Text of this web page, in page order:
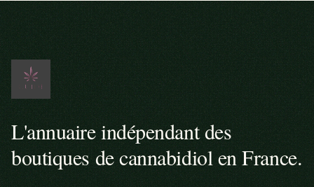
L'annuaire indépendant des
boutiques de cannabidiol en France.